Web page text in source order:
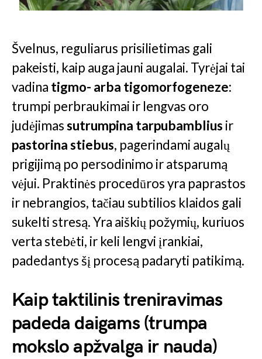
Švelnus, reguliarus prisilietimas gali
pakeisti, kaip auga jauni augalai. Tyrėjai tai
vadina tigmo- arba tigomorfogeneze:
trumpi perbraukimai ir lengvas oro
judėjimassutrumpina tarpubamblius ir
pastorina stiebus, pagerindami augalų
prigijimą po persodinimo ir atsparumą
vėjui. Praktinės procedūros yra paprastos
ir nebrangios, tačiau subtilios klaidos gali
sukelti stresą. Yra aiškių požymių, kuriuos
verta stebėti, ir keli lengvi įrankiai,
padedantys šį procesą padaryti patikimą.
Kaip taktilinis treniravimas
padeda daigams (trumpa
mokslo apžvalga ir nauda)